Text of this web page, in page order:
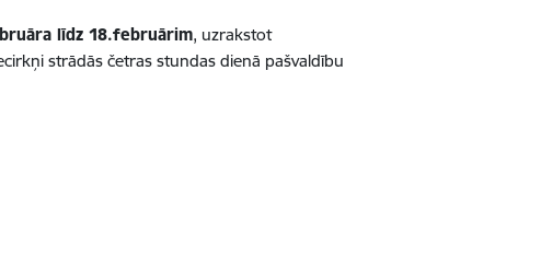
līdz 18.februārim, uzrakstot
strādās četras stundas dienā pašvaldību